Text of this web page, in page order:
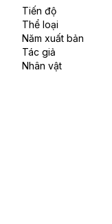
Tiến độ
Thể loại
Năm xuất bản
Tác giả
Nhân vật